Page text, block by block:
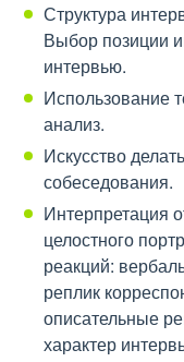
Структура
Выбор позиции
интервью.
Использование
анализ.
Искусство
собеседования.
Интерпретация
целостного
реакций:
реплик
описательные
характер